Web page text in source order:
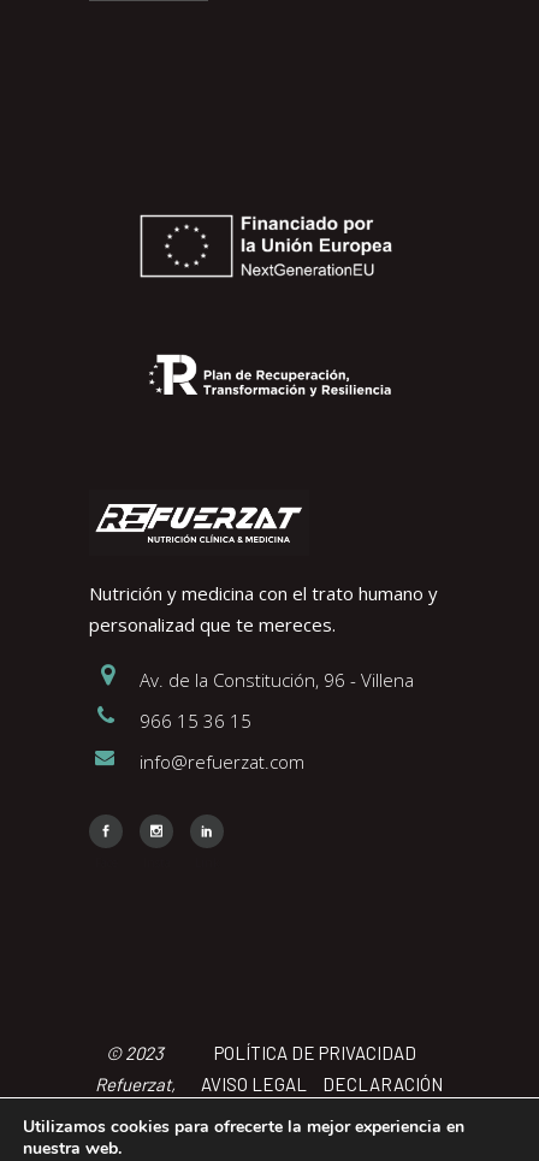
Nutrición y medicina con el trato humano y
personalizad que te mereces.
Av. de la Constitución, 96 - Villena
966 15 36 15
info@refuerzat.com
© 2023
Refuerzat,
Todos los
derechos
POLÍTICA DE PRIVACIDAD
AVISO LEGAL
DECLARACIÓN
DE ACCCESIBILIDAD
POLÍTICA
Utilizamos cookies para ofrecerte la mejor experiencia en
nuestra web.